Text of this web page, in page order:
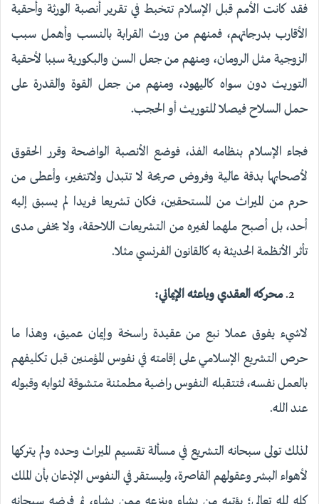
فقد كانت الأمم قبل الإسلام تتخبط في تقرير أنصبة الورثة وأحقية
الأقارب بدرجاتهم، فمنهم من ورث القرابة بالنسب وأهمل سبب
الزوجية مثل الرومان، ومنهم من جعل السن والبكورية سببا لأحقية
التوريث دون سواه كاليهود، ومنهم من جعل القوة والقدرة على
حمل السلاح فيصلا للتوريث أو الحجب.
فجاء الإسلام بنظامه الفذ، فوضع الأنصبة الواضحة وقرر الحقوق
لأصحابها بدقة عالية وفروض صريحة لا تتبدل ولاتتغير، وأعطى من
حرم من الميراث من المستحقين، فكان تشريعا فريدا لم يسبق إليه
أحد، بل أصبح ملهما لغيره من التشريعات اللاحقة، ولا يخفى مدى
تأثر الأنظمة الحديثة به كالقانون الفرنسي مثلا.
محركه العقدي وباعثه الإيماني:
لاشيء يفوق عملا نبع من عقيدة راسخة وإيمان عميق، وهذا ما
حرص التشريع الإسلامي على إقامته في نفوس المؤمنين قبل تكليفهم
بالعمل نفسه، فتتقبله النفوس راضية مطمئنة متشوقة لثوابه وقبوله
عند الله.
لذلك تولى سبحانه التشريع في مسألة تقسيم الميراث وحده ولم يتركها
لأهواء البشر وعقولهم القاصرة، وليستقر في النفوس الإذعان بأن الملك